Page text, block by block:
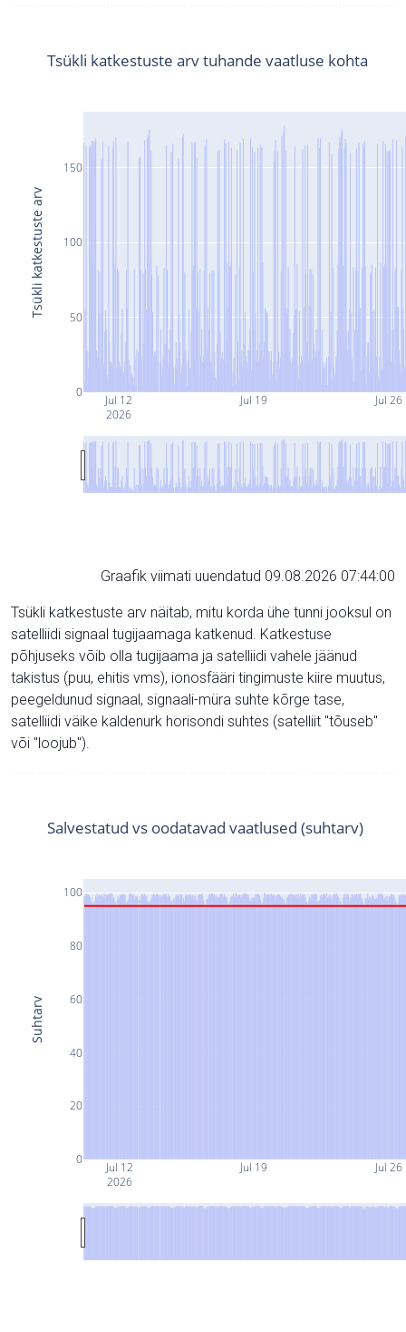
Jul 12
2026
Jul 19 Jul 26
0
50
100
150
Tsükli katkestuste arv tuhande vaatluse kohta
Tsükli katkestuste arv
Graafik viimati uuendatud 09.08.2026 07:44:00
Tsükli katkestuste arv näitab, mitu korda ühe tunni jooksul on
satelliidi signaal tugijaamaga katkenud. Katkestuse
põhjuseks võib olla tugijaama ja satelliidi vahele jäänud
takistus (puu, ehitis vms), ionosfääri tingimuste kiire muutus,
peegeldunud signaal, signaali-müra suhte kõrge tase,
satelliidi väike kaldenurk horisondi suhtes (satelliit "tõuseb"
või "loojub").
Jul 12
2026
Jul 19 Jul 26
0
20
40
60
80
100
Salvestatud vs oodatavad vaatlused (suhtarv)
Suhtarv